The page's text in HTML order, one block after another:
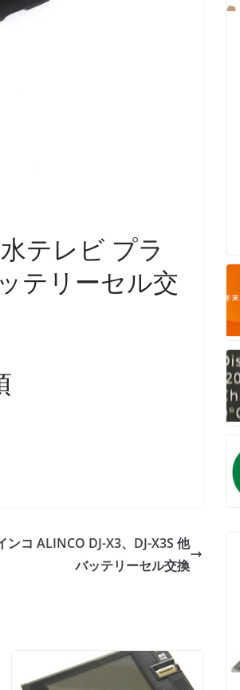
テレビ プラ
テリーセル交
ンコ ALINCO DJ-X3、DJ-X3S 他
バッテリーセル交換